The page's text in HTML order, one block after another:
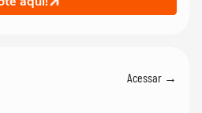
Acessar →